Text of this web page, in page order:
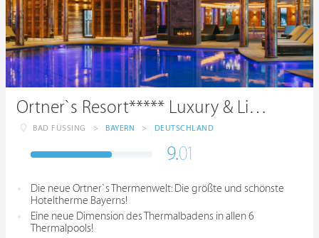
Ortner`s Resort***** Luxury & Lifestyle
BAD FÜSSING > BAYERN > DEUTSCHLAND
9.01
Die neue Ortner`s Thermenwelt: Die größte und schönste
Hoteltherme Bayerns!
Eine neue Dimension des Thermalbadens in allen 6
Thermalpools!